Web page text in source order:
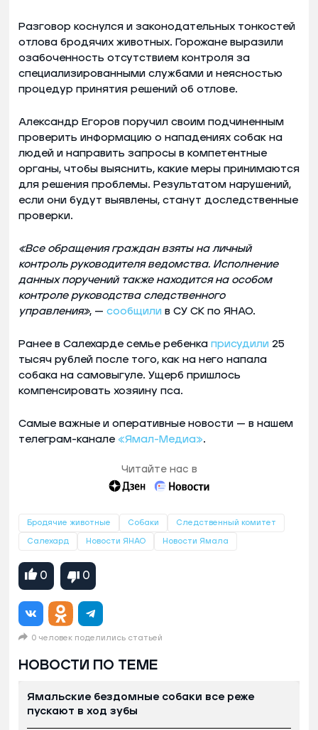
Разговор коснулся и законодательных тонкостей
отлова бродячих животных. Горожане выразили
озабоченность отсутствием контроля за
специализированными службами и неясностью
процедур принятия решений об отлове.
Александр Егоров поручил своим подчиненным
проверить информацию о нападениях собак на
людей и направить запросы в компетентные
органы, чтобы выяснить, какие меры принимаются
для решения проблемы. Результатом нарушений,
если они будут выявлены, станут доследственные
проверки.
«Все обращения граждан взяты на личный
контроль руководителя ведомства. Исполнение
данных поручений также находится на особом
контроле руководства следственного
управления», — сообщили в СУ СК по ЯНАО.
Ранее в Салехарде семье ребенка присудили 25
тысяч рублей после того, как на него напала
собака на самовыгуле. Ущерб пришлось
компенсировать хозяину пса.
Самые важные и оперативные новости — в нашем
телеграм-канале «Ямал-Медиа».
Читайте нас в
Бродячие животные Собаки Следственный комитет
Салехард Новости ЯНАО Новости Ямала
0 0
0 человек поделились статьей
НОВОСТИ ПО ТЕМЕ
Ямальские бездомные собаки все реже
пускают в ход зубы